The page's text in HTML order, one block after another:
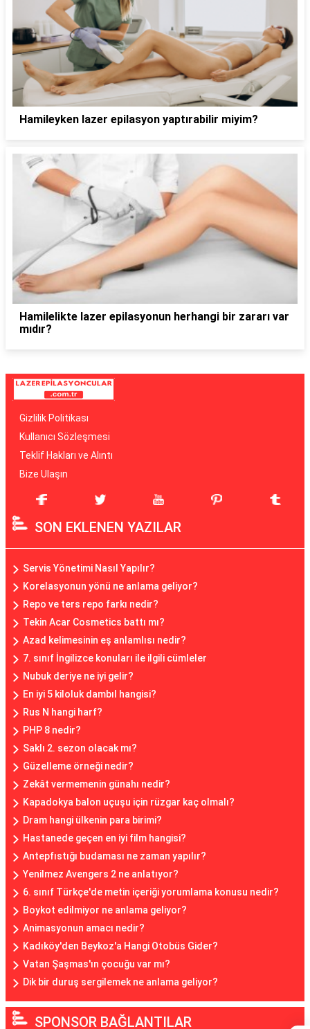
Hamileyken lazer epilasyon yaptırabilir miyim?
Hamilelikte lazer epilasyonun herhangi bir zararı var
mıdır?
Gizlilik Politikası
Kullanıcı Sözleşmesi
Teklif Hakları ve Alıntı
Bize Ulaşın
SON EKLENEN YAZILAR
Servis Yönetimi Nasıl Yapılır?
Korelasyonun yönü ne anlama geliyor?
Repo ve ters repo farkı nedir?
Tekin Acar Cosmetics battı mı?
Azad kelimesinin eş anlamlısı nedir?
7. sınıf İngilizce konuları ile ilgili cümleler
Nubuk deriye ne iyi gelir?
En iyi 5 kiloluk dambıl hangisi?
Rus N hangi harf?
PHP 8 nedir?
Saklı 2. sezon olacak mı?
Güzelleme örneği nedir?
Zekât vermemenin günahı nedir?
Kapadokya balon uçuşu için rüzgar kaç olmalı?
Dram hangi ülkenin para birimi?
Hastanede geçen en iyi film hangisi?
Antepfıstığı budaması ne zaman yapılır?
Yenilmez Avengers 2 ne anlatıyor?
6. sınıf Türkçe'de metin içeriği yorumlama konusu nedir?
Boykot edilmiyor ne anlama geliyor?
Animasyonun amacı nedir?
Kadıköy'den Beykoz'a Hangi Otobüs Gider?
Vatan Şaşmas'ın çocuğu var mı?
Dik bir duruş sergilemek ne anlama geliyor?
SPONSOR BAĞLANTILAR